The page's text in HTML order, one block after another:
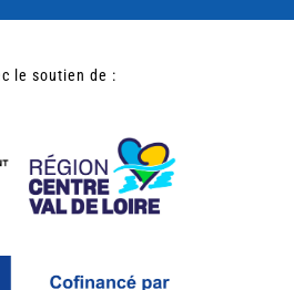
le soutien de :